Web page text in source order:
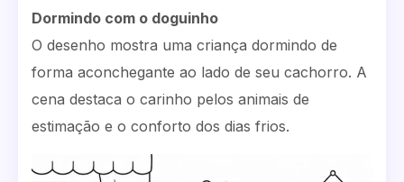
Dormindo com o doguinho
O desenho mostra uma criança dormindo de
forma aconchegante ao lado de seu cachorro. A
cena destaca o carinho pelos animais de
estimação e o conforto dos dias frios.